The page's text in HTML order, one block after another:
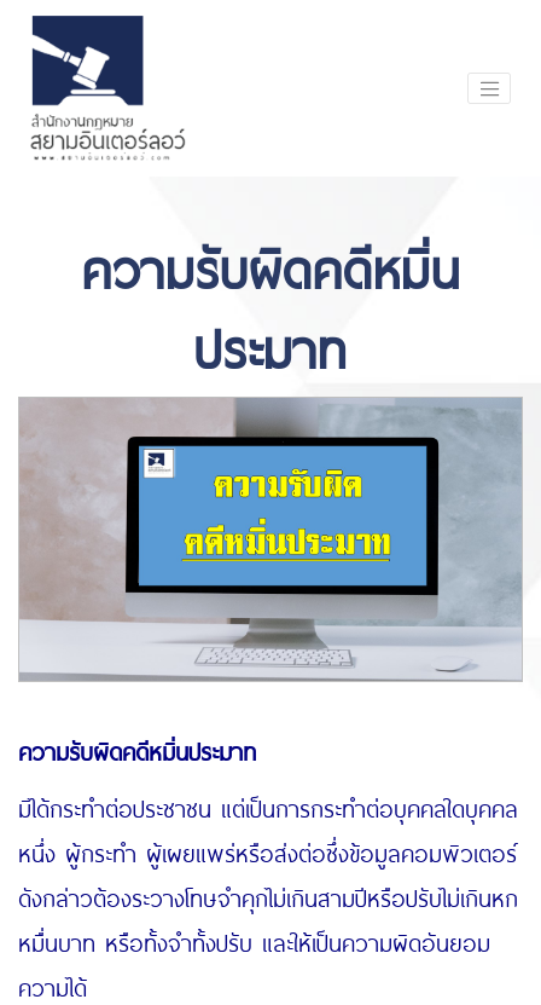
ความรับผิดคดีหมิ่น
ประมาท
ความรับผิดคดีหมิ่นประมาท
มิได้กระทำต่อประชาชน แต่เป็นการกระทำต่อบุคคลใดบุคคล
หนึ่ง ผู้กระทำ ผู้เผยแพร่หรือส่งต่อซึ่งข้อมูลคอมพิวเตอร์
ดังกล่าวต้องระวางโทษจำคุกไม่เกินสามปีหรือปรับไม่เกินหก
หมื่นบาท หรือทั้งจำทั้งปรับ และให้เป็นความผิดอันยอม
ความได้